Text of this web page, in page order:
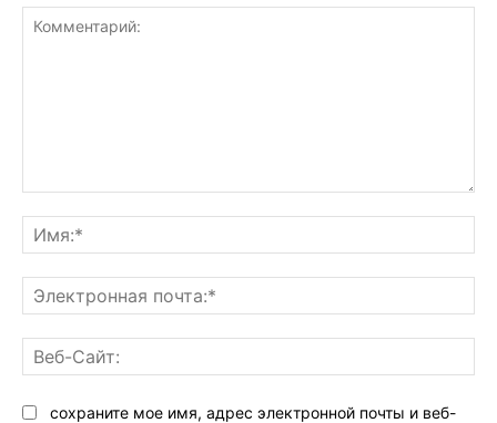
сохраните мое имя, адрес электронной почты и веб-